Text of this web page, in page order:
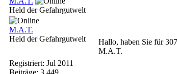
Held der Gefahrgutwelt
M.A.T.
Held der Gefahrgutwelt
Registriert: Jul 2011
Beiträge: 3,449
Hallo, haben Sie für
M.A.T.